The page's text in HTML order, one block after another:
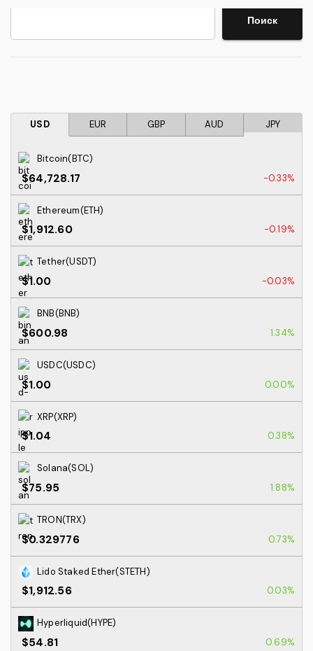
Поиск
USD EUR GBP AUD JPY
Bitcoin(BTC)
$64,728.17 -0.33%
Ethereum(ETH)
$1,912.60 -0.19%
Tether(USDT)
$1.00 -0.03%
BNB(BNB)
$600.98 1.34%
USDC(USDC)
$1.00 0.00%
XRP(XRP)
$1.04 0.38%
Solana(SOL)
$75.95 1.88%
TRON(TRX)
$0.329776 0.73%
Lido Staked Ether(STETH)
$1,912.56 0.03%
Hyperliquid(HYPE)
$54.81 0.69%